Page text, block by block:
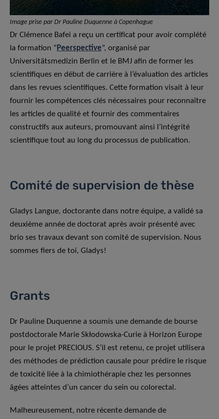
Image prise par Dr Pauline Duquenne à Copenhague
Dr Clémence Bafei a reçu un certificat pour avoir complété
la formation “ Peerspective”, organisé par
Universitätsmedizin Berlin et le BMJ afin de former les
scientifiques en début de carrière à l’évaluation des articles
dans les revues scientifiques. Cette formation visait à leur
fournir les compétences clés nécessaires pour reconnaître
les articles de qualité et fournir des commentaires
constructifs aux auteurs, promouvant ainsi l’intégrité
scientifique tout au long du processus de publication.
Comité de supervision de thèse
Gladys Langue, doctorante dans notre équipe, a validé sa
deuxième année de doctorat après avoir présenté avec
brio ses travaux devant son comité de supervision. Nous
sommes fiers de toi, Gladys!
Grants
Dr Pauline Duquenne a soumis une demande de bourse
postdoctorale Marie Skłodowska-Curie à Horizon Europe
pour le projet PRECIOUS. S’il est retenu, ce projet utilisera
des méthodes de prédiction causale pour prédire le risque
de toxicité liée à la chimiothérapie chez les personnes
âgées atteintes d’un cancer du sein ou colorectal.
Malheureusement, notre récente demande de